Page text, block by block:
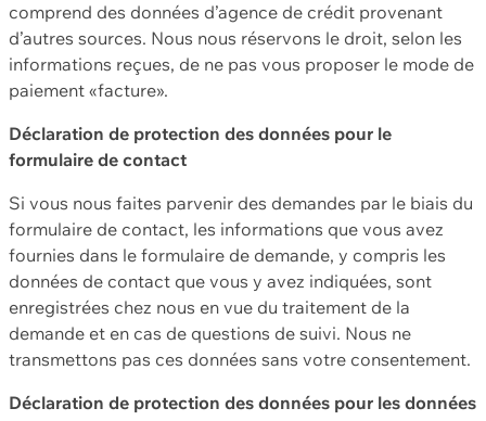
comprend des données d’agence de crédit provenant
d’autres sources. Nous nous réservons le droit, selon les
informations reçues, de ne pas vous proposer le mode de
paiement «facture».
Déclaration de protection des données pour le
formulaire de contact
Si vous nous faites parvenir des demandes par le biais du
formulaire de contact, les informations que vous avez
fournies dans le formulaire de demande, y compris les
données de contact que vous y avez indiquées, sont
enregistrées chez nous en vue du traitement de la
demande et en cas de questions de suivi. Nous ne
transmettons pas ces données sans votre consentement.
Déclaration de protection des données pour les données